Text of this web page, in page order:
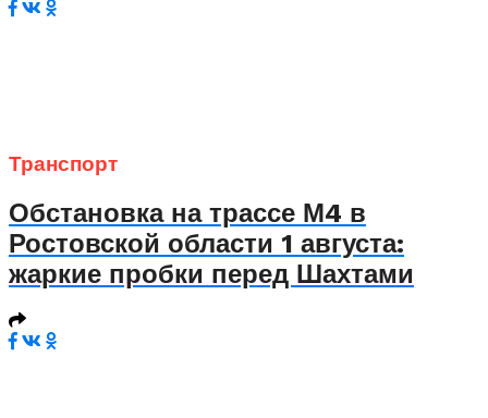
Транспорт
Обстановка на трассе М4 в
Ростовской области 1 августа:
жаркие пробки перед Шахтами